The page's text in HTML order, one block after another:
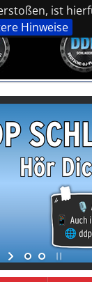
ist
Hinweise